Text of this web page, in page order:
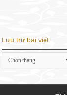
Lưu trữ bài viết
Lưu
trữ